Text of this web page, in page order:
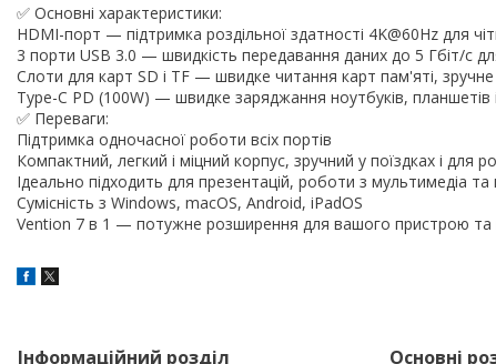
✅ Основні характеристики:
HDMI-порт — підтримка роздільної здатності 4K@60Hz для
3 порти USB 3.0 — швидкість передавання даних до 5 Гбіт/с
Слоти для карт SD і TF — швидке читання карт пам'яті,
Type-C PD (100W) — швидке заряджання ноутбуків, планшетів
✅ Переваги:
Підтримка одночасної роботи всіх портів
Компактний, легкий і міцний корпус, зручний у поїздках і для
Ідеально підходить для презентацій, роботи з мультимедіа та
Сумісність з Windows, macOS, Android, iPadOS
Vention 7 в 1 — потужне розширення для вашого пристрою та
Інформаційний розділ Основні